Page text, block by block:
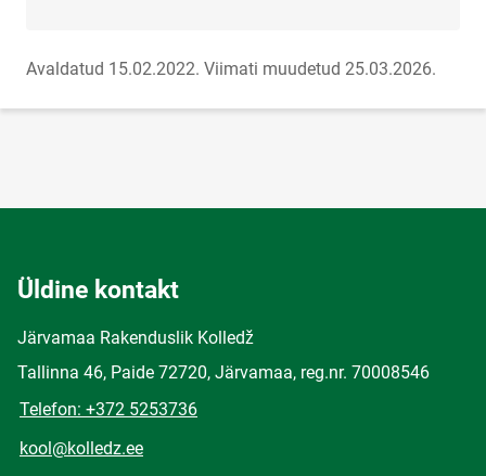
Avaldatud 15.02.2022. Viimati muudetud 25.03.2026.
Üldine kontakt
Järvamaa Rakenduslik Kolledž
Tallinna 46, Paide 72720, Järvamaa, reg.nr. 70008546
Telefon: +372 5253736
kool@kolledz.ee